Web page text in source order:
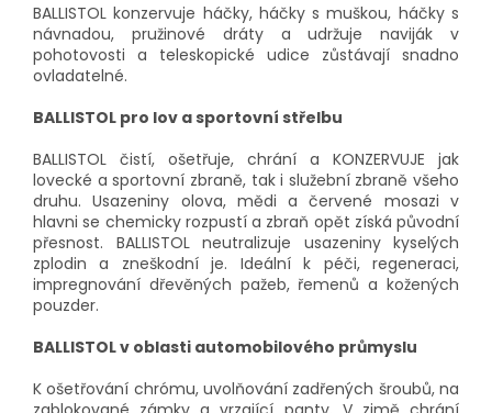
BALLISTOL konzervuje háčky, háčky s muškou, háčky s
návnadou, pružinové dráty a udržuje naviják v
pohotovosti a teleskopické udice zůstávají snadno
ovladatelné.
BALLISTOL pro lov a sportovní střelbu
BALLISTOL čistí, ošetřuje, chrání a KONZERVUJE jak
lovecké a sportovní zbraně, tak i služební zbraně všeho
druhu. Usazeniny olova, mědi a červené mosazi v
hlavni se chemicky rozpustí a zbraň opět získá původní
přesnost. BALLISTOL neutralizuje usazeniny kyselých
zplodin a zneškodní je. Ideální k péči, regeneraci,
impregnování dřevěných pažeb, řemenů a kožených
pouzder.
BALLISTOL v oblasti automobilového průmyslu
K ošetřování chrómu, uvolňování zadřených šroubů, na